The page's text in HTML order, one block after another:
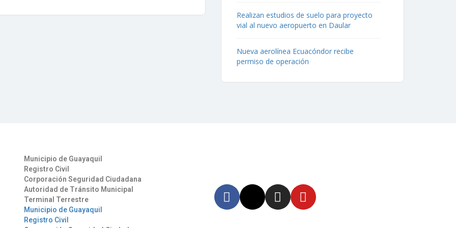
Realizan estudios de suelo para proyecto
vial al nuevo aeropuerto en Daular
Nueva aerolínea Ecuacóndor recibe
permiso de operación
Municipio de Guayaquil
Registro Civil
Corporación Seguridad Ciudadana
Autoridad de Tránsito Municipal
Terminal Terrestre
Municipio de Guayaquil
Registro Civil